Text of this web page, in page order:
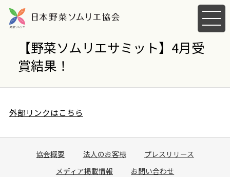
メ
ニ
ー
く
【野菜ソムリエサミット】4月受
賞結果！
外部リンクはこちら
協会概要 法人のお客様
プレスリリース
メディア掲載情報
お問い合わせ